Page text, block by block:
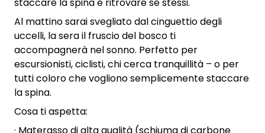
Al mattino sarai svegliato dal cinguettio degli
uccelli, la sera il fruscio del bosco ti
accompagnerà nel sonno. Perfetto per
escursionisti, ciclisti, chi cerca tranquillità – o per
tutti coloro che vogliono semplicemente staccare
la spina.
Cosa ti aspetta:
· Materasso di alta qualità (schiuma di carbone